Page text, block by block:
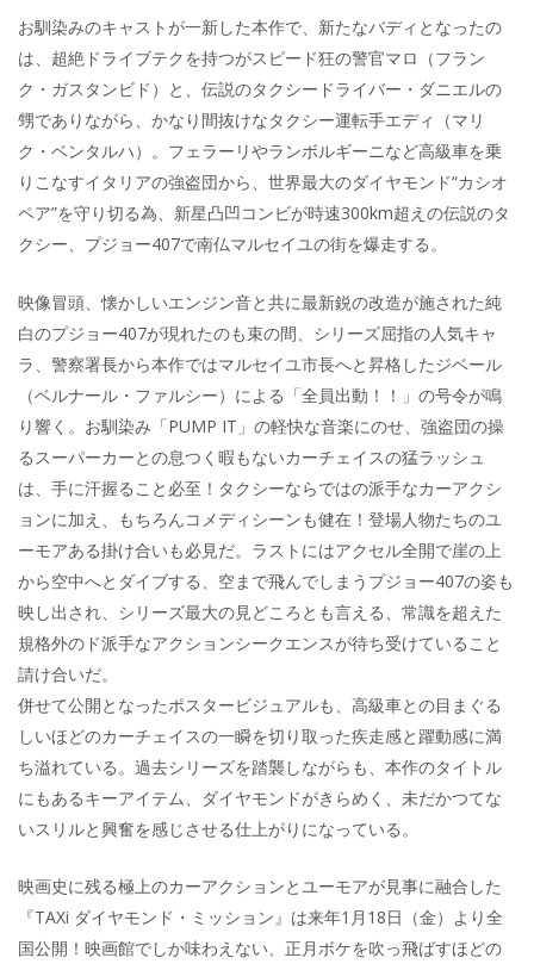
お馴染みのキャストが一新した本作で、新たなバディとなったの
は、超絶ドライブテクを持つがスピード狂の警官マロ（フラン
ク・ガスタンビド）と、伝説のタクシードライバー・ダニエルの
甥でありながら、かなり間抜けなタクシー運転手エディ（マリ
ク・ベンタルハ）。フェラーリやランボルギーニなど高級車を乗
りこなすイタリアの強盗団から、世界最大のダイヤモンド“カシオ
ペア”を守り切る為、新星凸凹コンビが時速300km超えの伝説のタ
クシー、プジョー407で南仏マルセイユの街を爆走する。
映像冒頭、懐かしいエンジン音と共に最新鋭の改造が施された純
白のプジョー407が現れたのも束の間、シリーズ屈指の人気キャ
ラ、警察署長から本作ではマルセイユ市長へと昇格したジベール
（ベルナール・ファルシー）による「全員出動！！」の号令が鳴
り響く。お馴染み「PUMP IT」の軽快な音楽にのせ、強盗団の操
るスーパーカーとの息つく暇もないカーチェイスの猛ラッシュ
は、手に汗握ること必至！タクシーならではの派手なカーアクシ
ョンに加え、もちろんコメディシーンも健在！登場人物たちのユ
ーモアある掛け合いも必見だ。ラストにはアクセル全開で崖の上
から空中へとダイブする、空まで飛んでしまうプジョー407の姿も
映し出され、シリーズ最大の見どころとも言える、常識を超えた
規格外のド派手なアクションシークエンスが待ち受けていること
請け合いだ。
併せて公開となったポスタービジュアルも、高級車との目まぐる
しいほどのカーチェイスの一瞬を切り取った疾走感と躍動感に満
ち溢れている。過去シリーズを踏襲しながらも、本作のタイトル
にもあるキーアイテム、ダイヤモンドがきらめく、未だかつてな
いスリルと興奮を感じさせる仕上がりになっている。
映画史に残る極上のカーアクションとユーモアが見事に融合した
『TAXi ダイヤモンド・ミッション』は来年1月18日（金）より全
国公開！映画館でしか味わえない、正月ボケを吹っ飛ばすほどの